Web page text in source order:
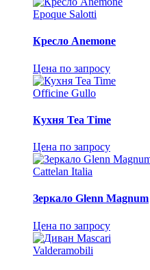
Epoque Salotti
Кресло Anemone
Цена по запросу
Officine Gullo
Кухня Tea Time
Цена по запросу
Cattelan Italia
Зеркало Glenn Magnum
Цена по запросу
Valderamobili